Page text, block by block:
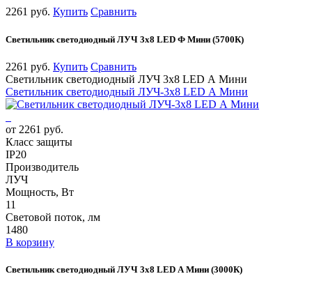
2261 руб. Купить Сравнить
Светильник светодиодный ЛУЧ 3х8 LED Ф Мини (5700К)
2261 руб. Купить Сравнить
Светильник светодиодный ЛУЧ 3х8 LED А Мини
Светильник светодиодный ЛУЧ-3х8 LED А Мини
от 2261 руб.
Класс защиты
IP20
Производитель
ЛУЧ
Мощность, Вт
11
Световой поток, лм
1480
В корзину
Светильник светодиодный ЛУЧ 3х8 LED А Мини (3000К)